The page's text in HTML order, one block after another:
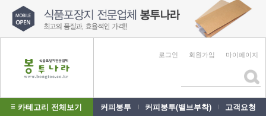
로그인 회원가입 마이페이지
카테고리 전체보기 커피봉투 커피봉투(밸브부착) 고객요청